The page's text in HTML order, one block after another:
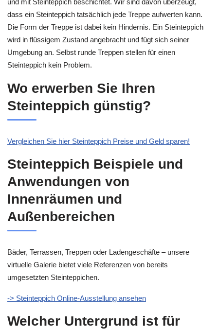
und mit Steinteppich beschichtet. Wir sind davon überzeugt,
dass ein Steinteppich tatsächlich jede Treppe aufwerten kann.
Die Form der Treppe ist dabei kein Hindernis. Ein Steinteppich
wird in flüssigem Zustand angebracht und fügt sich seiner
Umgebung an. Selbst runde Treppen stellen für einen
Steinteppich kein Problem.
Wo erwerben Sie Ihren
Steinteppich günstig?
Vergleichen Sie hier Steinteppich Preise und Geld sparen!
Steinteppich Beispiele und
Anwendungen von
Innenräumen und
Außenbereichen
Bäder, Terrassen, Treppen oder Ladengeschäfte – unsere
virtuelle Galerie bietet viele Referenzen von bereits
umgesetzten Steinteppichen.
-> Steinteppich Online-Ausstellung ansehen
Welcher Untergrund ist für